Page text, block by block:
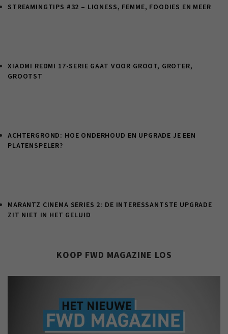
STREAMINGTIPS #32 – LIONESS, FEMME, FOODIES EN MEER
XIAOMI REDMI 17-SERIE GAAT VOOR GROOT, GROTER,
GROOTST
ACHTERGROND: HOE ONDERHOUD EN UPGRADE JE EEN
PLATENSPELER?
MARANTZ CINEMA SERIES 2: DE INTERESSANTSTE UPGRADE
ZIT NIET IN HET GELUID
KOOP FWD MAGAZINE LOS